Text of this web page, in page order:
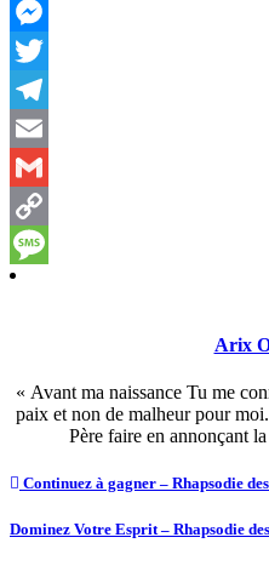
WhatsApp
Messenger
Twitter
Telegram
Email
Gmail
Copy
Link
Message
Arix
« Avant ma naissance Tu me
paix et non de malheur pour
Père faire en annonçant
Continuez à gagner – Rhapsodie
Dominez Votre Esprit – Rhapsodie